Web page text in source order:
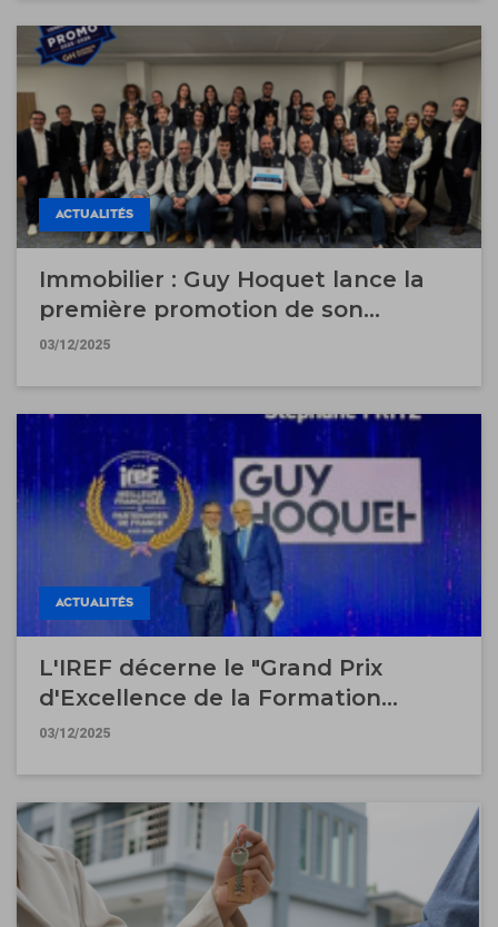
ACTUALITÉS
Immobilier : Guy Hoquet lance la
première promotion de son
Bachelor "Vendeur Expert" au sein
03/12/2025
ACTUALITÉS
L'IREF décerne le "Grand Prix
d'Excellence de la Formation
Interne 2025" à Guy Hoquet
03/12/2025